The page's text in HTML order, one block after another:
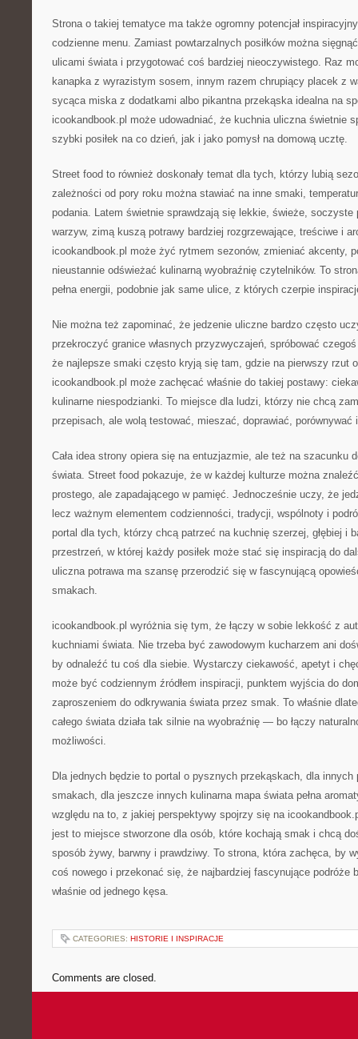
Strona o takiej tematyce ma także ogromny potencjał
codzienne menu. Zamiast powtarzalnych posiłków można
ulicami świata i przygotować coś bardziej nieoczywistego. Raz
kanapka z wyrazistym sosem, innym razem chrupiący placek z
sycąca miska z dodatkami albo pikantna przekąska idealna na
icookandbook.pl może udowadniać, że kuchnia uliczna świetnie
szybki posiłek na co dzień, jak i jako pomysł na domową ucztę.
Street food to również doskonały temat dla tych, którzy lubią
zależności od pory roku można stawiać na inne smaki,
podania. Latem świetnie sprawdzają się lekkie, świeże, soczyste
warzyw, zimą kuszą potrawy bardziej rozgrzewające, treściwe i
icookandbook.pl może żyć rytmem sezonów, zmieniać akcenty,
nieustannie odświeżać kulinarną wyobraźnię czytelników. To
pełna energii, podobnie jak same ulice, z których czerpie
Nie można też zapominać, że jedzenie uliczne bardzo często
przekroczyć granice własnych przyzwyczajeń, spróbować
że najlepsze smaki często kryją się tam, gdzie na pierwszy rzut
icookandbook.pl może zachęcać właśnie do takiej postawy:
kulinarne niespodzianki. To miejsce dla ludzi, którzy nie chcą
przepisach, ale wolą testować, mieszać, doprawiać, porównywać
Cała idea strony opiera się na entuzjazmie, ale też na szacunku
świata. Street food pokazuje, że w każdej kulturze można
prostego, ale zapadającego w pamięć. Jednocześnie uczy, że
lecz ważnym elementem codzienności, tradycji, wspólnoty i
portal dla tych, którzy chcą patrzeć na kuchnię szerzej, głębiej i
przestrzeń, w której każdy posiłek może stać się inspiracją do
uliczna potrawa ma szansę przerodzić się w fascynującą
smakach.
icookandbook.pl wyróżnia się tym, że łączy w sobie lekkość z
kuchniami świata. Nie trzeba być zawodowym kucharzem ani
by odnaleźć tu coś dla siebie. Wystarczy ciekawość, apetyt i
może być codziennym źródłem inspiracji, punktem wyjścia do
zaproszeniem do odkrywania świata przez smak. To właśnie
całego świata działa tak silnie na wyobraźnię — bo łączy
możliwości.
Dla jednych będzie to portal o pysznych przekąskach, dla innych
smakach, dla jeszcze innych kulinarna mapa świata pełna
względu na to, z jakiej perspektywy spojrzy się na
jest to miejsce stworzone dla osób, które kochają smak i chcą
sposób żywy, barwny i prawdziwy. To strona, która zachęca, by
coś nowego i przekonać się, że najbardziej fascynujące podróże
właśnie od jednego kęsa.
CATEGORIES: HISTORIE I INSPIRACJE
Comments are closed.